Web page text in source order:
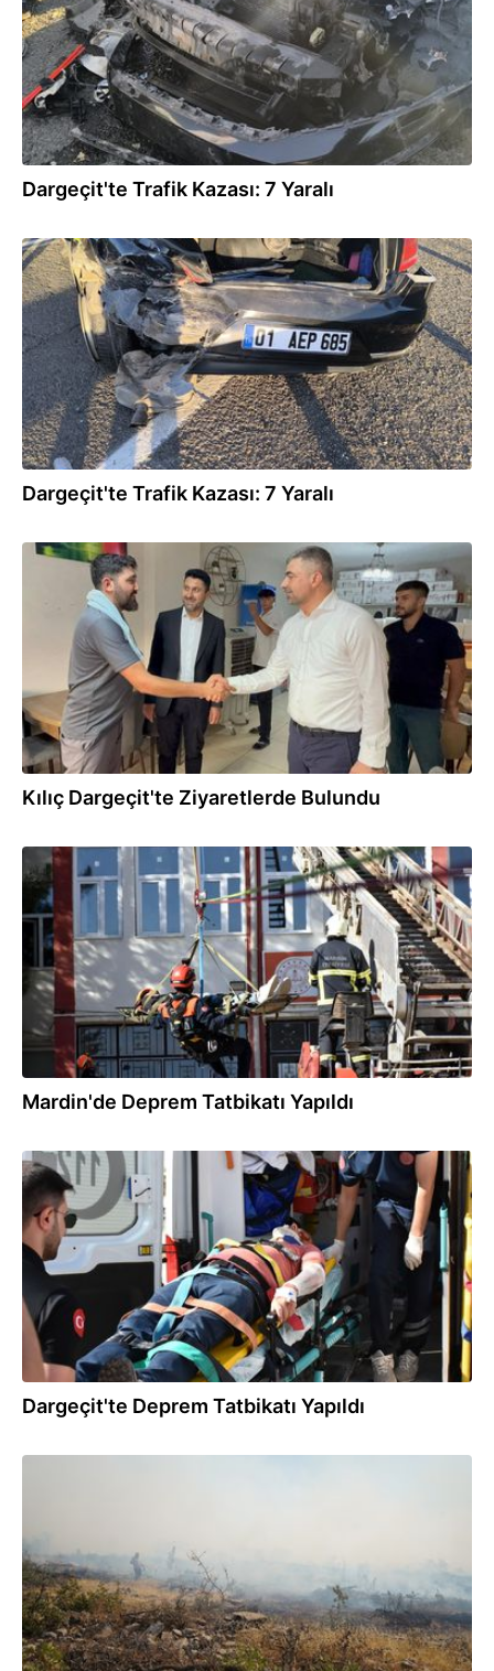
Dargeçit'te Trafik Kazası: 7 Yaralı
28.09.2025
Dargeçit'te Trafik Kazası: 7 Yaralı
16.09.2025
Kılıç Dargeçit'te Ziyaretlerde Bulundu
11.09.2025
Mardin'de Deprem Tatbikatı Yapıldı
10.09.2025
Dargeçit'te Deprem Tatbikatı Yapıldı